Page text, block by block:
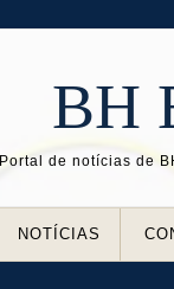
BH
Portal de notícias de
NOTÍCIAS